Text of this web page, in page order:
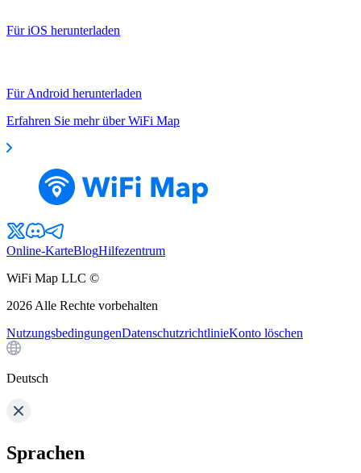
Für iOS herunterladen
Für Android herunterladen
Erfahren Sie mehr über WiFi Map
Online-KarteBlogHilfezentrum
WiFi Map LLC ©
2026 Alle Rechte vorbehalten
NutzungsbedingungenDatenschutzrichtlinieKonto löschen
Deutsch
Sprachen